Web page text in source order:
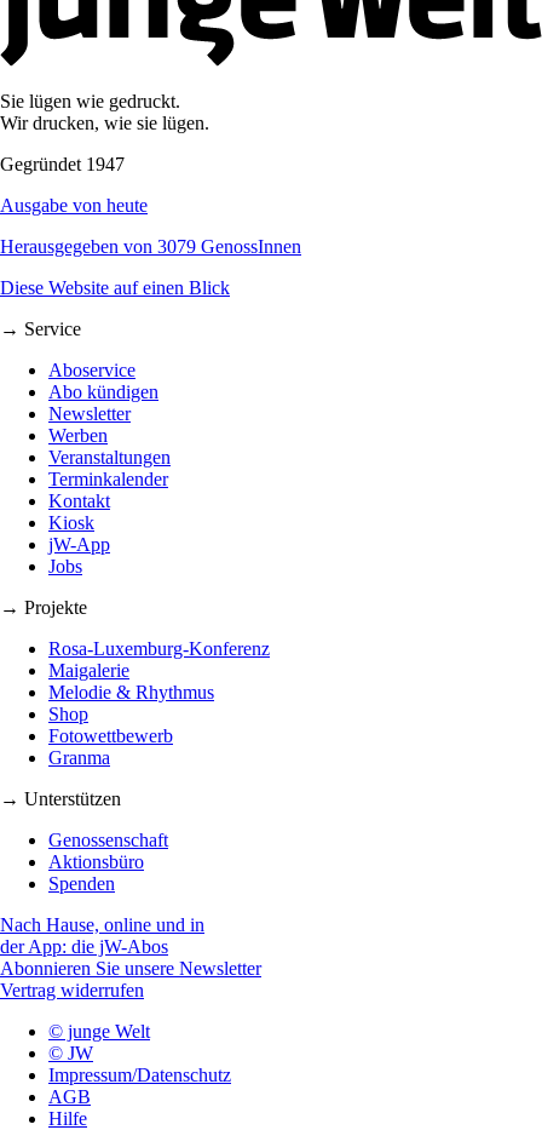
Sie lügen wie gedruckt.
Wir drucken, wie sie lügen.
Gegründet 1947
Ausgabe von heute
Herausgegeben von 3079 GenossInnen
Diese Website auf einen Blick
→ Service
Aboservice
Abo kündigen
Newsletter
Werben
Veranstaltungen
Terminkalender
Kontakt
Kiosk
jW-App
Jobs
→ Projekte
Rosa-Luxemburg-Konferenz
Maigalerie
Melodie & Rhythmus
Shop
Fotowettbewerb
Granma
→ Unterstützen
Genossenschaft
Aktionsbüro
Spenden
Nach Hause, online und in
der App: die jW-Abos
Abonnieren Sie unsere Newsletter
Vertrag widerrufen
© junge Welt
© JW
Impressum/Datenschutz
AGB
Hilfe